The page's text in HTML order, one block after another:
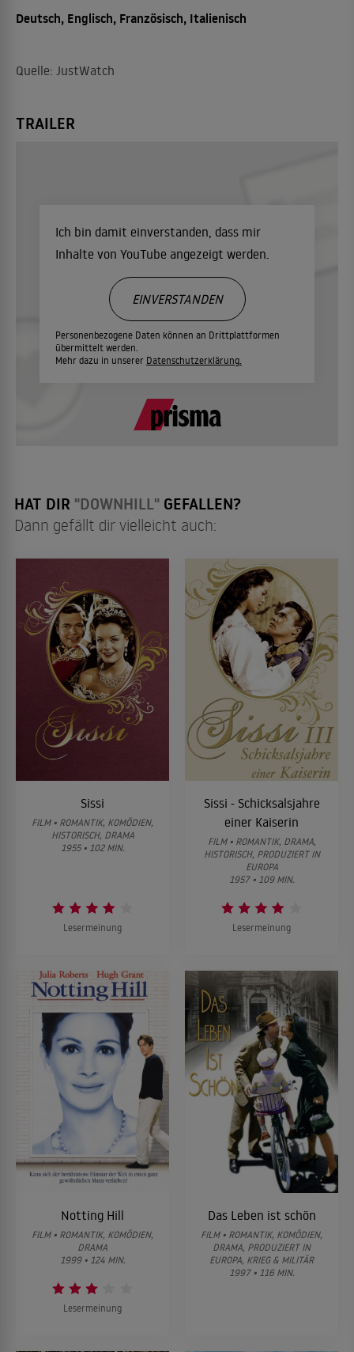
Deutsch, Englisch, Französisch, Italienisch
Quelle: JustWatch
TRAILER
Ich bin damit einverstanden, dass mir
Inhalte von YouTube angezeigt werden.
Personenbezogene Daten können an Drittplattformen
übermittelt werden.
Mehr dazu in unserer Datenschutzerklärung.
EINVERSTANDEN
HAT DIR "DOWNHILL" GEFALLEN?
Dann gefällt dir vielleicht auch:
Sissi
FILM • ROMANTIK, KOMÖDIEN,
HISTORISCH, DRAMA
1955 • 102 MIN.
Lesermeinung
Sissi - Schicksalsjahre
einer Kaiserin
FILM • ROMANTIK, DRAMA,
HISTORISCH, PRODUZIERT IN
EUROPA
1957 • 109 MIN.
Lesermeinung
Notting Hill
FILM • ROMANTIK, KOMÖDIEN,
DRAMA
1999 • 124 MIN.
Lesermeinung
Das Leben ist schön
FILM • ROMANTIK, KOMÖDIEN,
DRAMA, PRODUZIERT IN
EUROPA, KRIEG & MILITÄR
1997 • 116 MIN.